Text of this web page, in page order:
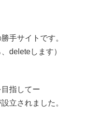
手サイトです。
deleteします）
指してー
立されました。